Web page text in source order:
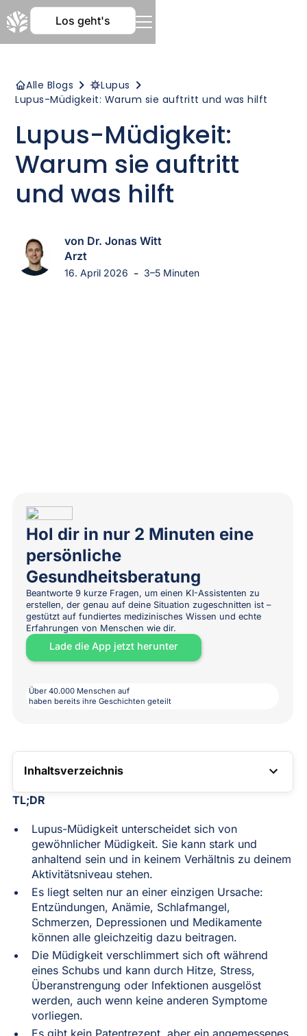
Los geht's
Alle Blogs
Lupus
Lupus-Müdigkeit: Warum sie auftritt und was hilft
Lupus-Müdigkeit:
Warum sie auftritt
und was hilft
von Dr. Jonas Witt
Arzt
16. April 2026 - 3–5 Minuten
Hol dir in nur 2 Minuten eine
persönliche
Gesundheitsberatung
Beantworte 9 kurze Fragen, um einen KI-Assistenten zu
erstellen, der genau auf deine Situation zugeschnitten ist –
gestützt auf fundiertes medizinisches Wissen und echte
Erfahrungen von Menschen wie dir.
Lade die App jetzt herunter
Über 40.000 Menschen auf
haben bereits ihre Geschichten geteilt
Inhaltsverzeichnis
TOC LINK
TL;DR
Lupus-Müdigkeit unterscheidet sich von
gewöhnlicher Müdigkeit. Sie kann stark und
anhaltend sein und in keinem Verhältnis zu deinem
Aktivitätsniveau stehen.
Es liegt selten nur an einer einzigen Ursache:
Entzündungen, Anämie, Schlafmangel,
Schmerzen, Depressionen und Medikamente
können alle gleichzeitig dazu beitragen.
Die Müdigkeit verschlimmert sich oft während
eines Schubs und kann durch Hitze, Stress,
Überanstrengung oder Infektionen ausgelöst
werden, auch wenn keine anderen Symptome
vorliegen.
Es gibt kein Patentrezept, aber ein angemessenes